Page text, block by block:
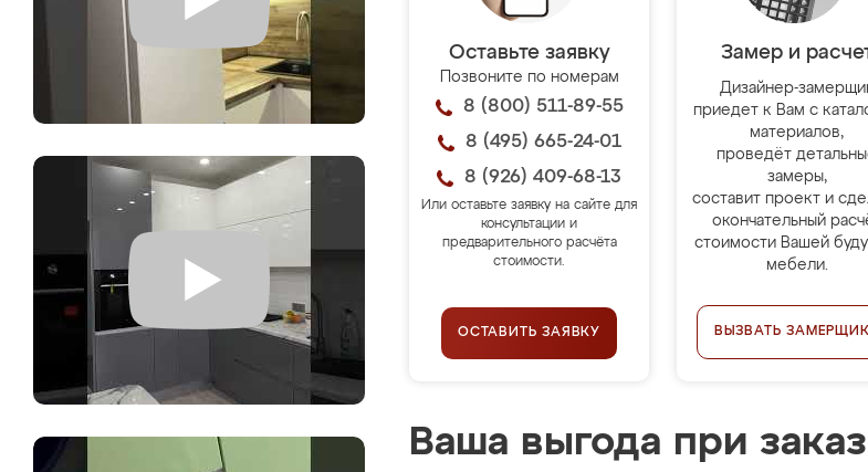
Оставьте заявку
Позвоните по номерам
8 (800) 511-89-55
8 (495) 665-24-01
8 (926) 409-68-13
Или оставьте заявку на сайте для
консультации и
предварительного расчёта
стоимости.
ОСТАВИТЬ ЗАЯВКУ
Замер и
Дизайнер-
приедет к Вам с
материалов,
проведёт
замеры,
составит проект и
окончательный
стоимости Вашей
мебели.
ВЫЗВАТЬ
Ваша выгода при